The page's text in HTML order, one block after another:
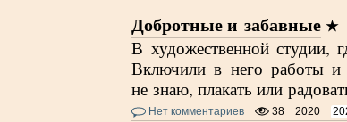
Добротные и забавные
В художественной студии,
Включили в него работы
не знаю, плакать или
Нет комментариев 38 2020